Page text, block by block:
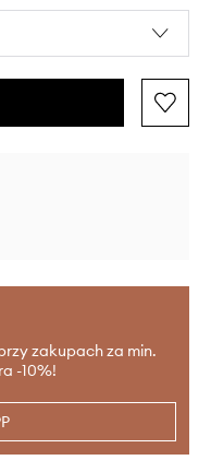
zakupach za min.
-10%!